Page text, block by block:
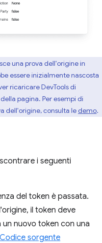
una prova dell'origine in
essere inizialmente nascosta
ricaricare DevTools di
pagina. Per esempi di
dell'origine, consulta ledemo.
i seguenti
del token è passata.
il token deve
nuovo token con una
Codice sorgente